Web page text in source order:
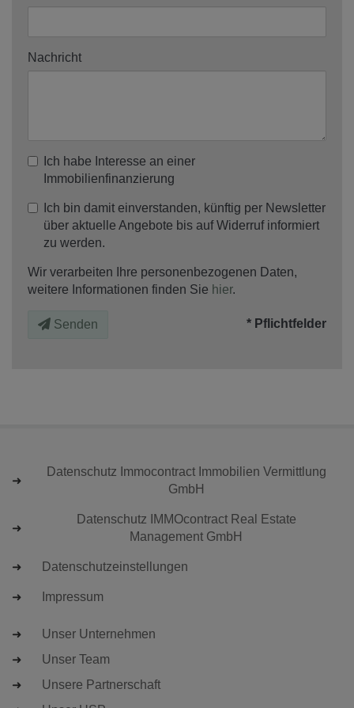
Nachricht
Ich habe Interesse an einer
Immobilienfinanzierung
Ich bin damit einverstanden, künftig per Newsletter
über aktuelle Angebote bis auf Widerruf informiert
zu werden.
Wir verarbeiten Ihre personenbezogenen Daten,
weitere Informationen finden Sie hier.
Senden * Pflichtfelder
Datenschutz Immocontract Immobilien Vermittlung
GmbH
Datenschutz IMMOcontract Real Estate
Management GmbH
Datenschutzeinstellungen
Impressum
Unser Unternehmen
Unser Team
Unsere Partnerschaft